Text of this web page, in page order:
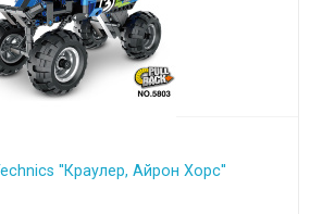
''Краулер, Айрон Хорс''